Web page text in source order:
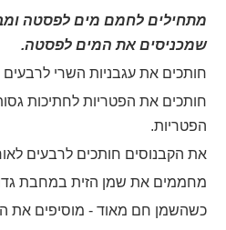
מתחילים לחמם מים לפסטה
שמכניסים את המים לפסטה.
חותכים את עגבניות השרי לרבעים
חותכים את הפטריות לחתיכות
הפטריות.
את הקבנוסים חותכים לרבעים
מחממים את שמן הזית במחבת
כשהשמן חם מאוד - מוסיפים את